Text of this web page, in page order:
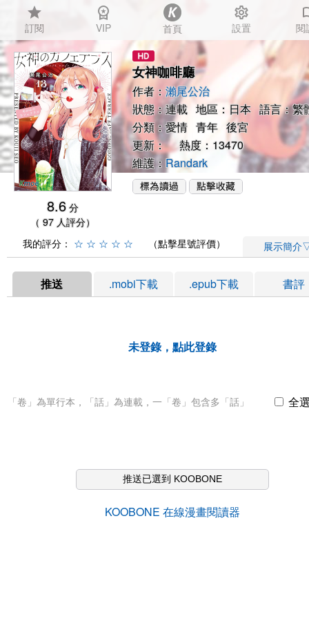
star
訂閱
workspace_premium
VIP 首頁
settings
設置 閱
8.6 分
（ 97 人評分）
女神咖啡廳
作者：瀨尾公治
狀態：連載 地區：日本 語言：繁
分類：愛情 青年 後宮
更新： 熱度：13470
維護： Randark
我的評分： ☆ ☆ ☆ ☆ ☆ （點擊星號評價） 展示簡介
推送 .mobi下載 .epub下載 書評
未登錄，點此登錄
「卷」為單行本，「話」為連載，一「卷」包含多「話」 全
推送已選到 KOOBONE
KOOBONE 在線漫畫閱讀器